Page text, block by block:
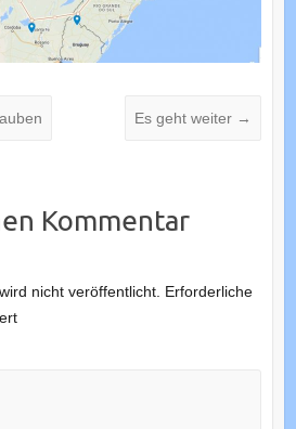
Es geht weiter →
Kommentar
nicht veröffentlicht. Erforderliche